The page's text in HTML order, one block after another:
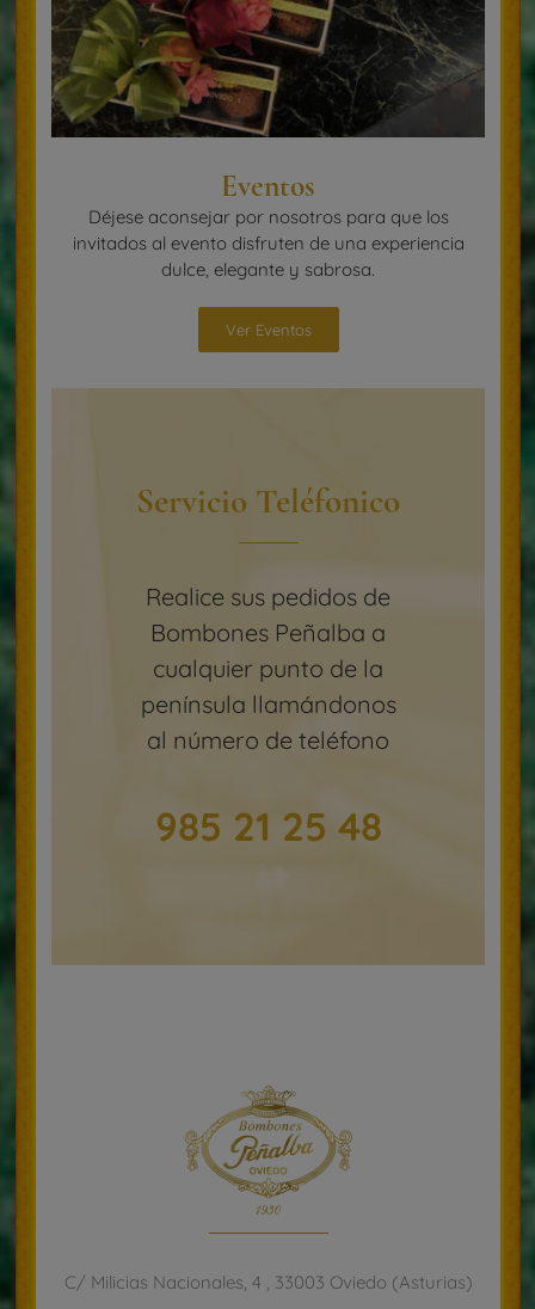
Eventos
Déjese aconsejar por nosotros para que los
invitados al evento disfruten de una experiencia
dulce, elegante y sabrosa.
Ver Eventos
Servicio Teléfonico
Realice sus pedidos de
Bombones Peñalba a
cualquier punto de la
península llamándonos
al número de teléfono
985 21 25 48
C/ Milicias Nacionales, 4 , 33003 Oviedo (Asturias)